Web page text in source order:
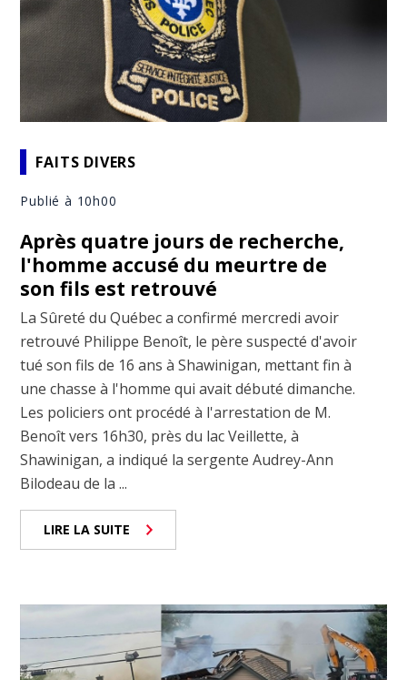
FAITS DIVERS
Publié à 10h00
Après quatre jours de recherche,
l'homme accusé du meurtre de
son fils est retrouvé
La Sûreté du Québec a confirmé mercredi avoir
retrouvé Philippe Benoît, le père suspecté d'avoir
tué son fils de 16 ans à Shawinigan, mettant fin à
une chasse à l'homme qui avait débuté dimanche.
Les policiers ont procédé à l'arrestation de M.
Benoît vers 16h30, près du lac Veillette, à
Shawinigan, a indiqué la sergente Audrey-Ann
Bilodeau de la ...
LIRE LA SUITE